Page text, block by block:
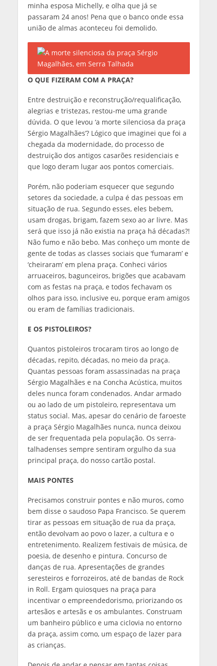
minha esposa Michelly, e olha que já se
passaram 24 anos! Pena que o banco onde essa
união de almas aconteceu foi demolido.
O QUE FIZERAM COM A PRAÇA?
Entre destruição e reconstrução/requalificação,
alegrias e tristezas, restou-me uma grande
dúvida. O que levou ‘a morte silenciosa da praça
Sérgio Magalhães’? Lógico que imaginei que foi a
chegada da modernidade, do processo de
destruição dos antigos casarões residenciais e
que logo deram lugar aos pontos comerciais.
Porém, não poderiam esquecer que segundo
setores da sociedade, a culpa é das pessoas em
situação de rua. Segundo esses, eles bebem,
usam drogas, brigam, fazem sexo ao ar livre. Mas
será que isso já não existia na praça há décadas?!
Não fumo e não bebo. Mas conheço um monte de
gente de todas as classes sociais que ‘fumaram’ e
‘cheiraram’ em plena praça. Conheci vários
arruaceiros, bagunceiros, brigões que acabavam
com as festas na praça, e todos fechavam os
olhos para isso, inclusive eu, porque eram amigos
ou eram de famílias tradicionais.
E OS PISTOLEIROS?
Quantos pistoleiros trocaram tiros ao longo de
décadas, repito, décadas, no meio da praça.
Quantas pessoas foram assassinadas na praça
Sérgio Magalhães e na Concha Acústica, muitos
deles nunca foram condenados. Andar armado
ou ao lado de um pistoleiro, representava um
status social. Mas, apesar do cenário de faroeste
a praça Sérgio Magalhães nunca, nunca deixou
de ser frequentada pela população. Os serra-
talhadenses sempre sentiram orgulho da sua
principal praça, do nosso cartão postal.
MAIS PONTES
Precisamos construir pontes e não muros, como
bem disse o saudoso Papa Francisco. Se querem
tirar as pessoas em situação de rua da praça,
então devolvam ao povo o lazer, a cultura e o
entretenimento. Realizem festivais de música, de
poesia, de desenho e pintura. Concurso de
danças de rua. Apresentações de grandes
seresteiros e forrozeiros, até de bandas de Rock
in Roll. Ergam quiosques na praça para
incentivar o empreendedorismo, priorizando os
artesãos e artesãs e os ambulantes. Construam
um banheiro público e uma ciclovia no entorno
da praça, assim como, um espaço de lazer para
as crianças.